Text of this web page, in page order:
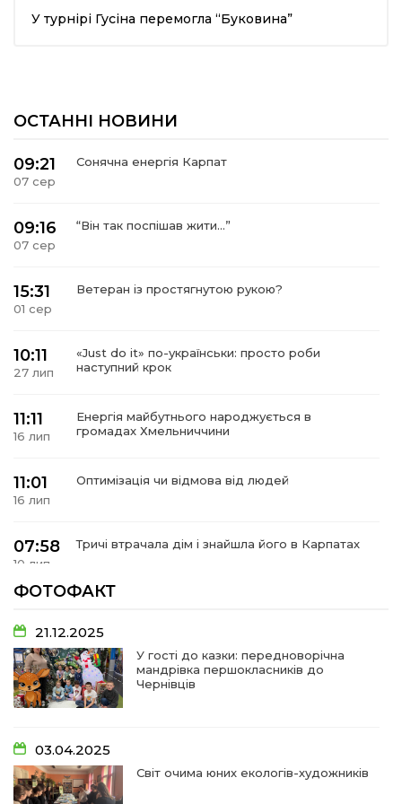
вісті
умови придбання
У турнірі Гусіна перемогла “Буковина”
ОСТАННІ НОВИНИ
09:21
07 сер
Сонячна енергія Карпат
09:16
07 сер
“Він так поспішав жити…”
15:31
01 сер
Ветеран із простягнутою рукою?
10:11
27 лип
«Just do it» по-українськи: просто роби
наступний крок
11:11
16 лип
Енергія майбутнього народжується в
громадах Хмельниччини
11:01
16 лип
Оптимізація чи відмова від людей
07:58
10 лип
Тричі втрачала дім і знайшла його в Карпатах
10 лип
13:30
06 лип
Від прикордонної застави до Донбасу:
14:18
01 лип
Творчі підсумки юних художників
ФОТОФАКТ
21.12.2025
У гості до казки: передноворічна
мандрівка першокласників до
Чернівців
03.04.2025
Світ очима юних екологів-художників